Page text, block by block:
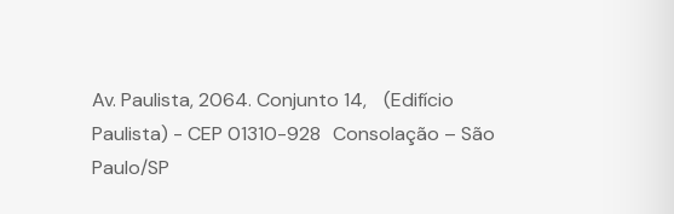
Av. Paulista, 2064. Conjunto 14, (Edifício
Paulista) - CEP 01310-928 Consolação – São
Paulo/SP